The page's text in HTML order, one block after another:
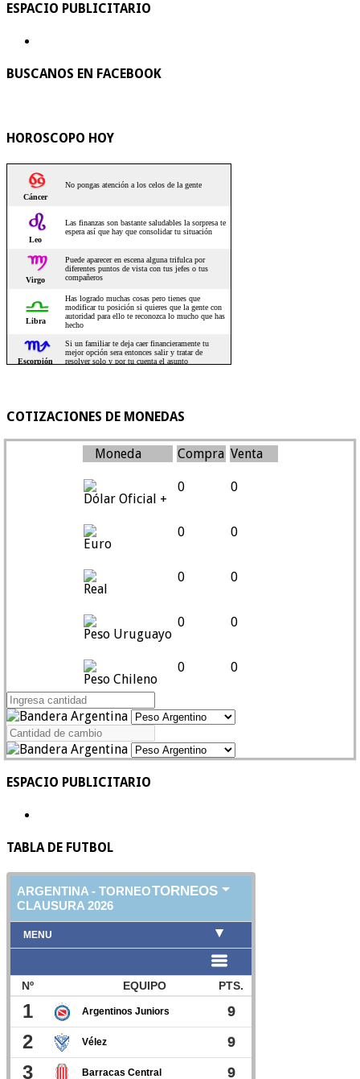
ESPACIO PUBLICITARIO
BUSCANOS EN FACEBOOK
HOROSCOPO HOY
COTIZACIONES DE MONEDAS
Moneda Compra Venta
Dólar Oficial +
0 0
Euro
0 0
Real
0 0
Peso Uruguayo
0 0
Peso Chileno
0 0
ESPACIO PUBLICITARIO
TABLA DE FUTBOL